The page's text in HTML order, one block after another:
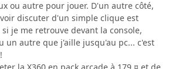
ou autre pour jouer. D'un autre côté,
discuter d'un simple clique est
je me retrouve devant la console,
un autre que j'aille jusqu'au pc... c'est